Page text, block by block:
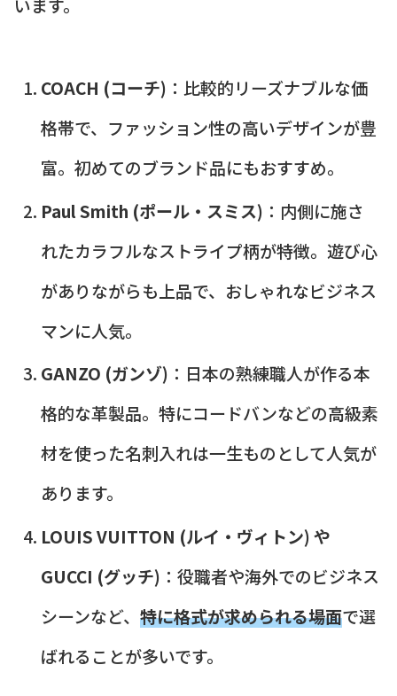
います。
COACH (コーチ) ：比較的リーズナブルな価
格帯で、ファッション性の高いデザインが豊
富。初めてのブランド品にもおすすめ。
Paul Smith (ポール・スミス) ：内側に施さ
れたカラフルなストライプ柄が特徴。遊び心
がありながらも上品で、おしゃれなビジネス
マンに人気。
GANZO (ガンゾ) ：日本の熟練職人が作る本
格的な革製品。特にコードバンなどの高級素
材を使った名刺入れは一生ものとして人気が
あります。
LOUIS VUITTON (ルイ・ヴィトン) や
GUCCI (グッチ) ：役職者や海外でのビジネス
シーンなど、 特に格式が求められる場面で選
ばれることが多いです。